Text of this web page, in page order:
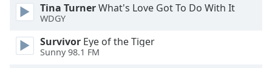
dialog
window.
Escape
Tina TurnerWhat's Love Got To Do With It
WDGY
Survivor Eye of the Tiger
Sunny 98.1 FM